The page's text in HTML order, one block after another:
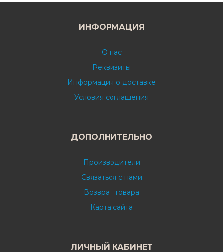
ИНФОРМАЦИЯ
О нас
Реквизиты
Информация о доставке
Условия соглашения
ДОПОЛНИТЕЛЬНО
Производители
Связаться с нами
Возврат товара
Карта сайта
ЛИЧНЫЙ КАБИНЕТ